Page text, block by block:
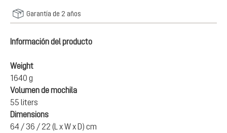
Garantía de 2 años
Información del producto
Weight
1640 g
Volumen de mochila
55 liters
Dimensions
64 / 36 / 22 (L x W x D) cm